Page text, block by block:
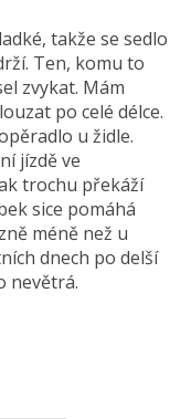
takže se sedlo
Ten, komu to
zvykat. Mám
po celé délce.
u židle.
jízdě ve
trochu překáží
sice pomáhá
méně než u
dnech po delší
nevětrá.